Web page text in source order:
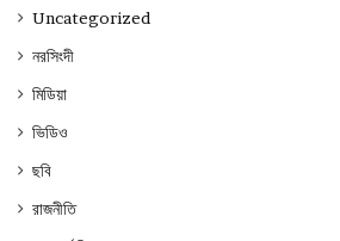
Uncategorized
নরসিংদী
মিডিয়া
ভিডিও
ছবি
রাজনীতি